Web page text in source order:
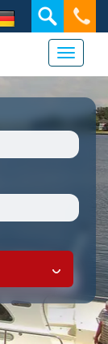
Toggle